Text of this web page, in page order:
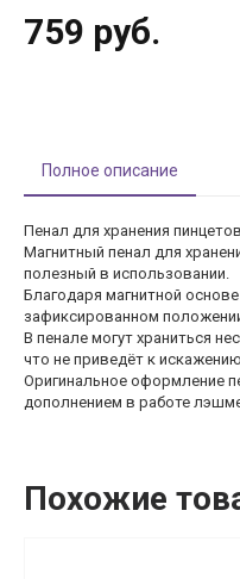
759 руб.
Полное описание
Пенал для хранения
Магнитный пенал для
полезный в использовании.
Благодаря магнитной
зафиксированном
В пенале могут храниться
что не приведёт к
Оригинальное оформление
дополнением в работе
Похожие